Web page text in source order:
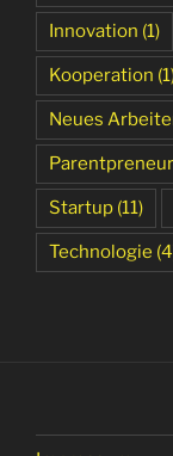
Innovation (1)
Kooperation
Neues
Parentpreneur
Startup (11)
Technologie